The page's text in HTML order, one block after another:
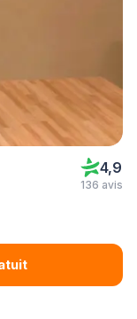
4,9
136 avis